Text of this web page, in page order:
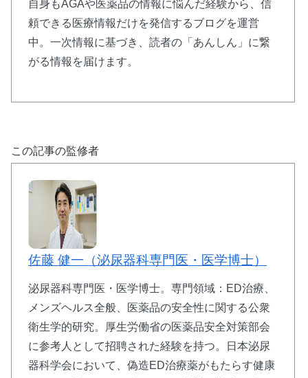
自身もAGAや医薬品の情報に悩んだ経験から、信
頼できる医療情報だけを発信するブログを運営
中。一次情報に基づき、読者の「あんしん」に繋
がる情報を届けます。
この記事の監修者
佐藤 健一（泌尿器科専門医・医学博士）
泌尿器科専門医・医学博士。専門領域：ED治療、
メンズヘルス全般、医薬品の安全性に関する公衆
衛生学的研究。厚生労働省の医薬品安全対策部会
に参考人として招聘された経験を持つ。日本泌尿
器科学会において、偽造ED治療薬がもたらす健康